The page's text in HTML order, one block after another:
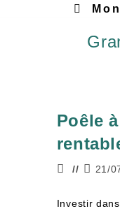
Poêle
21/
Investir